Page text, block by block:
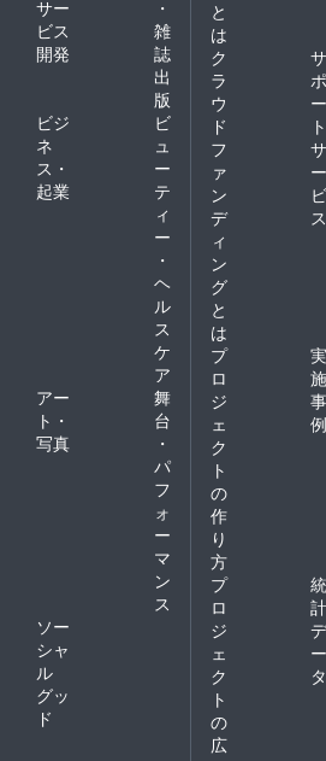
サー
ビス
開発
・
雑
誌
出
版
ビジ
ネ
ス・
起業
ビ
ュ
ー
テ
ィ
ー
・
ヘ
ル
ス
ケ
ア
アー
ト・
写真
舞
台
・
パ
フ
ォ
ー
マ
ン
ス
ソー
シャ
ル
グッ
ド
と
は
ク
ラ
ウ
ド
フ
ァ
ン
デ
ィ
ン
グ
と
は
サ
ポ
ー
ト
サ
ー
ビ
ス
プ
ロ
ジ
ェ
ク
ト
の
作
り
方
実
施
事
例
プ
ロ
ジ
ェ
ク
ト
の
広
統
計
デ
ー
タ